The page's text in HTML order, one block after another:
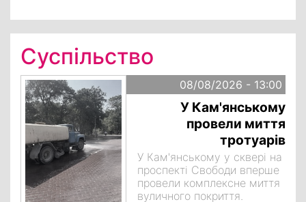
Суспільство
08/08/2026 - 13:00
У Кам'янському
провели миття
тротуарів
У Кам'янському у сквері на
проспекті Свободи вперше
провели комплексне миття
вуличного покриття.